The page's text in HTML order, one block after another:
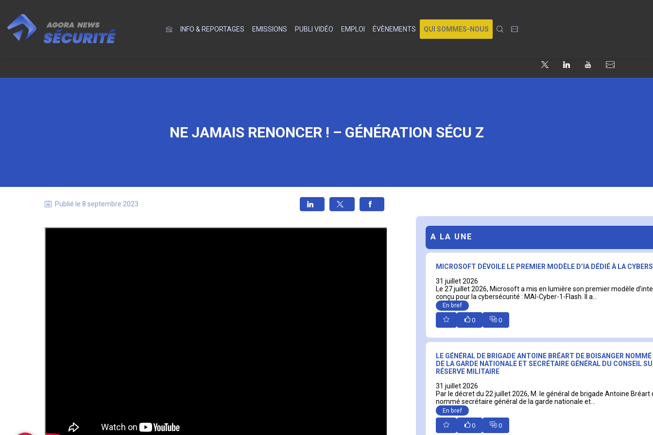
INFO & REPORTAGES EMISSIONS PUBLI VIDÉO EMPLOI ÉVÈNEMENTS QUI SOMMES-NOUS
NE JAMAIS RENONCER ! – GÉNÉRATION SÉCU Z
Publié le 8 septembre 2023
A LA UNE
MICROSOFT DÉVOILE LE PREMIER MODÈLE D’IA DÉDIÉ À LA
31 juillet 2026
Le 27 juillet 2026, Microsoft a mis en lumière son premier modèle
conçu pour la cybersécurité : MAI-Cyber-1-Flash. Il a...
En bref
0 0
LE GÉNÉRAL DE BRIGADE ANTOINE BRÉART DE BOISANGER
DE LA GARDE NATIONALE ET SECRÉTAIRE GÉNÉRAL DU CONSEIL
RÉSERVE MILITAIRE
31 juillet 2026
Par le décret du 22 juillet 2026, M. le général de brigade Antoine Bréart
nommé secrétaire général de la garde nationale et...
En bref
0 0